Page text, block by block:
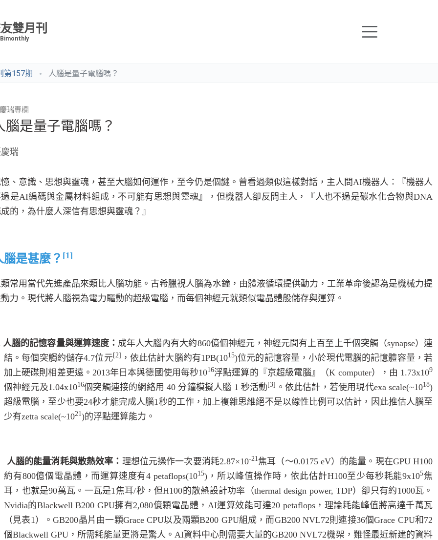
雙月刊
第157期 人腦是量子電腦嗎？
瑞專欄
腦是量子電腦嗎？
瑞
、意識、思想與靈魂，甚至大腦如何運作，至今仍是個謎。曾看過類似這樣對話，主人問 AI機器人：『機器人
是AI編碼與金屬材料組成，不可能有思想與靈魂』，但機器人卻反問主人，『人也不過是碳水化合物與DNA
的，為什麼人深信有思想與靈魂？』
腦是甚麼？ [1]
常用當代先進產品來類比人腦功能。古希臘視人腦為水鐘，由體液循環提供動力，工業革命後認為是機械力提
力。現代將人腦視為電力驅動的超級電腦，而每個神經元就類似電晶體般儲存與運算。
人腦的記憶容量與運算速度： 成年人大腦內有大約860億個神經元，神經元間有上百至上千個突觸（synapse）連
結。每個突觸約儲存4.7位元[2] ，依此估計大腦約有1PB(1015)位元的記憶容量，小於現代電腦的記憶體容量，若
加上硬碟則相差更遠。 2013年日本與德國使用每秒1016浮點運算的『京超級電腦』（K computer），由 1.73x109
個神經元及1.04x1016個突觸連接的網絡用 40分鐘模擬人腦 1 秒活動 [3] 。依此估計，若使用現代exa scale(~1018)
超級電腦，至少也要24秒才能完成人腦1 秒的工作，加上複雜思維絕不是以線性比例可以估計，因此推估人腦至
少有zetta scale(~1021 )的浮點運算能力。
人腦的能量消耗與散熱效率： 理想位元操作一次要消耗2.87×10-21焦耳（～0.0175 eV）的能量。現在GPU H100
約有800億個電晶體，而運算速度有4 petaflops(1015) ，所以峰值操作時，依此估計H100至少每秒耗能9x105焦
耳，也就是90萬瓦 。一瓦是1 焦耳/秒，但H100的散熱設計功率（thermal design power, TDP）卻只有約1000瓦。
Nvidia的Blackwell B200 GPU擁有2,080億顆電晶體， AI運算效能可達20 petaflops，理論耗能峰值將高達千萬瓦
（見表1 ）。GB200晶片由一顆Grace CPU以及兩顆B200 GPU組成，而GB200 NVL72則連接36個Grace CPU和 72
個Blackwell GPU ，所需耗能量更將是驚人。 AI資料中心則需要大量的GB200 NVL72機架，難怪最近新建的資料